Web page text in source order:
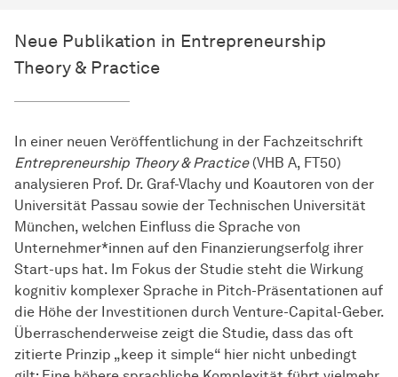
Neue Publikation in Entrepreneurship
Theory & Practice
In einer neuen Veröffentlichung in der Fachzeitschrift
Entrepreneurship Theory & Practice(VHB A, FT50)
analysieren Prof. Dr. Graf-Vlachy und Koautoren von der
Universität Passau sowie der Technischen Universität
München, welchen Einfluss die Sprache von
Unternehmer*innen auf den Finanzierungserfolg ihrer
Start-ups hat. Im Fokus der Studie steht die Wirkung
kognitiv komplexer Sprache in Pitch-Präsentationen auf
die Höhe der Investitionen durch Venture-Capital-Geber.
Überraschenderweise zeigt die Studie, dass das oft
zitierte Prinzip „keep it simple“ hier nicht unbedingt